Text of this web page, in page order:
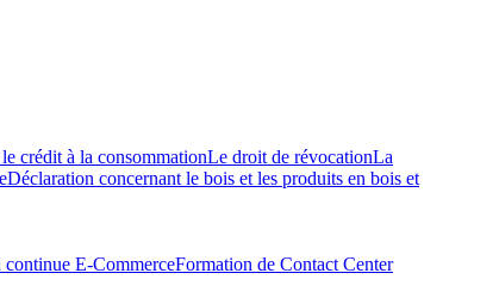
crédit à la consommationLe droit de révocationLa
Déclaration concernant le bois et les produits en bois et
continue E-CommerceFormation de Contact Center